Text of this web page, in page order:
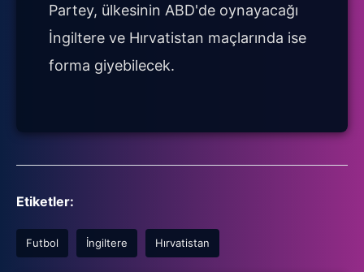
Partey, ülkesinin ABD'de oynayacağı
İngiltere ve Hırvatistan maçlarında ise
forma giyebilecek.
Etiketler:
Futbol İngiltere Hırvatistan